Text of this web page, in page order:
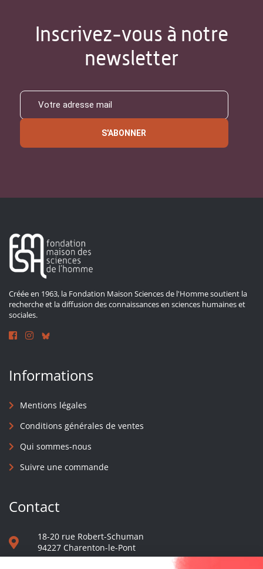
Inscrivez-vous à notre
newsletter
S'ABONNER
Créée en 1963, la Fondation Maison Sciences de l'Homme soutient la
recherche et la diffusion des connaissances en sciences humaines et
sociales.
Informations
Mentions légales
Conditions générales de ventes
Qui sommes-nous
Suivre une commande
Contact
18-20 rue Robert-Schuman
94227 Charenton-le-Pont